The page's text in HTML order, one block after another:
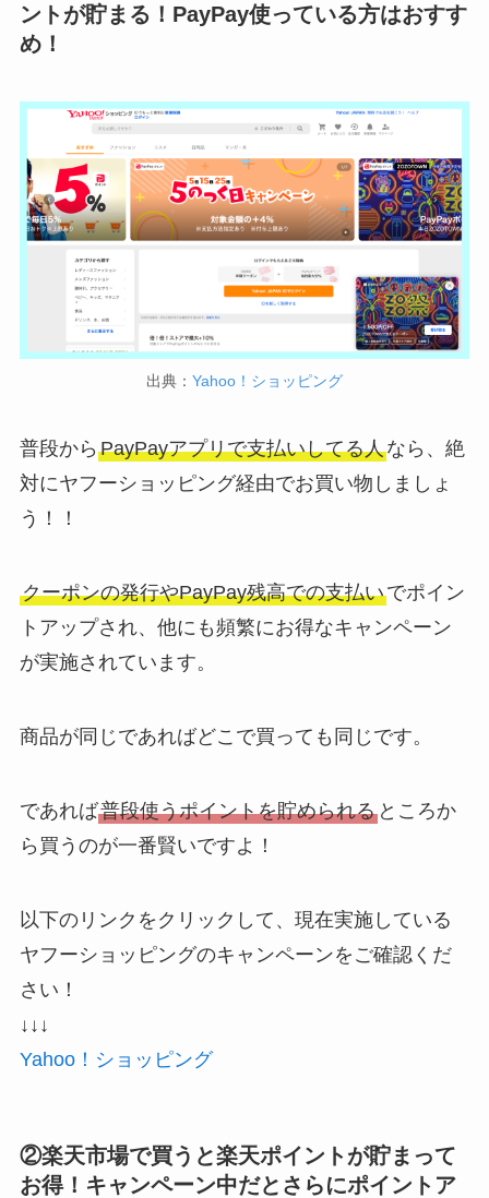
ントが貯まる！PayPay使っている方はおすす
め！
出典： Yahoo！ショッピング
普段から PayPayアプリで支払いしてる人なら、絶
対にヤフーショッピング経由でお買い物しましょ
う！！
クーポンの発行やPayPay残高での支払いでポイン
トアップされ、他にも頻繁にお得なキャンペーン
が実施されています。
商品が同じであればどこで買っても同じです。
であれば普段使うポイントを貯められるところか
ら買うのが一番賢いですよ！
以下のリンクをクリックして、現在実施している
ヤフーショッピングのキャンペーンをご確認くだ
さい！
↓↓↓
Yahoo！ショッピング
②楽天市場で買うと楽天ポイントが貯まって
お得！キャンペーン中だとさらにポイントア